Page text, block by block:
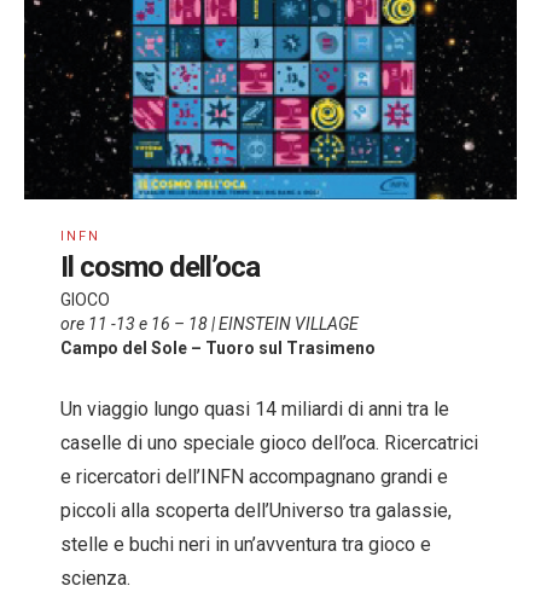
INFN
Il cosmo dell’oca
GIOCO
ore 11 -13 e 16 – 18 | EINSTEIN VILLAGE
Campo del Sole – Tuoro sul Trasimeno
Un viaggio lungo quasi 14 miliardi di anni tra le
caselle di uno speciale gioco dell’oca. Ricercatrici
e ricercatori dell’INFN accompagnano grandi e
piccoli alla scoperta dell’Universo tra galassie,
stelle e buchi neri in un’avventura tra gioco e
scienza.